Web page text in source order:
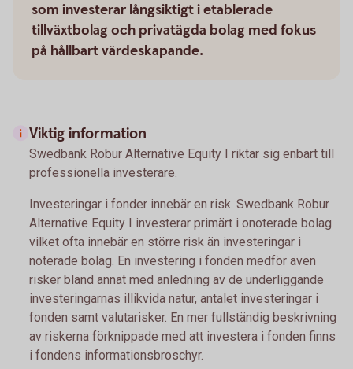
som investerar långsiktigt i etablerade
tillväxtbolag och privatägda bolag med fokus
på hållbart värdeskapande.
Viktig information
Swedbank Robur Alternative Equity I riktar sig enbart till
professionella investerare.
Investeringar i fonder innebär en risk. Swedbank Robur
Alternative Equity I investerar primärt i onoterade bolag
vilket ofta innebär en större risk än investeringar i
noterade bolag. En investering i fonden medför även
risker bland annat med anledning av de underliggande
investeringarnas illikvida natur, antalet investeringar i
fonden samt valutarisker. En mer fullständig beskrivning
av riskerna förknippade med att investera i fonden finns
i fondens informationsbroschyr.